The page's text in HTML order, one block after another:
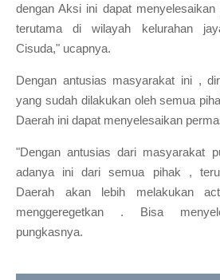
dengan Aksi ini dapat menyelesaikan
terutama di wilayah kelurahan
Cisuda," ucapnya.
Dengan antusias masyarakat ini ,
yang sudah dilakukan oleh semua
Daerah ini dapat menyelesaikan
"Dengan antusias dari masyarakat
adanya ini dari semua pihak ,
Daerah akan lebih melakukan
menggeregetkan . Bisa
pungkasnya.